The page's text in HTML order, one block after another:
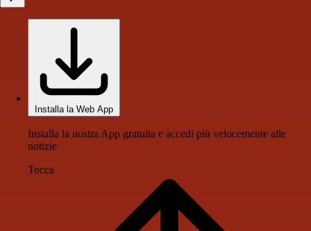
Installa la Web App
Installa la nostra App gratuita e accedi più velocemente alle
notizie
Tocca